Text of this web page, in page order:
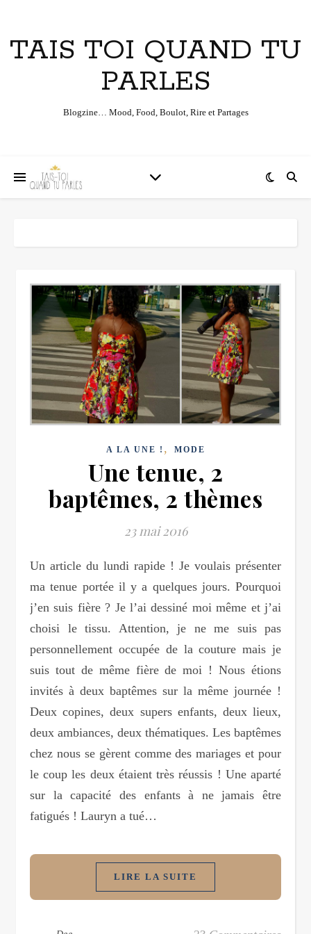
TAIS TOI QUAND TU
PARLES
Blogzine… Mood, Food, Boulot, Rire et Partages
A LA UNE ! , MODE
Une tenue, 2
baptêmes, 2 thèmes
23 mai 2016
Un article du lundi rapide ! Je voulais présenter
ma tenue portée il y a quelques jours. Pourquoi
j’en suis fière ? Je l’ai dessiné moi même et j’ai
choisi le tissu. Attention, je ne me suis pas
personnellement occupée de la couture mais je
suis tout de même fière de moi ! Nous étions
invités à deux baptêmes sur la même journée !
Deux copines, deux supers enfants, deux lieux,
deux ambiances, deux thématiques. Les baptêmes
chez nous se gèrent comme des mariages et pour
le coup les deux étaient très réussis ! Une aparté
sur la capacité des enfants à ne jamais être
fatigués ! Lauryn a tué…
LIRE LA SUITE